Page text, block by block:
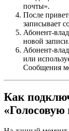
почты».
После
записывает
Абонент-
новой записи.
Абонент-
или
Сообщения
Как